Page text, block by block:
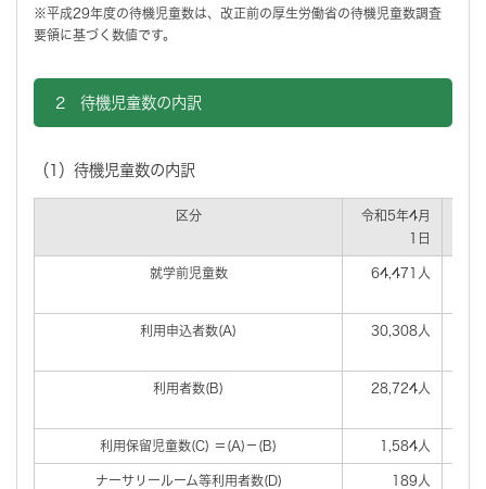
※平成29年度の待機児童数は、改正前の厚生労働省の待機児童数調査
要領に基づく数値です。
2 待機児童数の内訳
（1）待機児童数の内訳
区分
令和5年4月
1日
就学前児童数 64,471人
利用申込者数(A) 30,308人
利用者数(B) 28,724人
利用保留児童数(C) ＝(A)－(B) 1,584人
ナーサリールーム等利用者数(D) 189人